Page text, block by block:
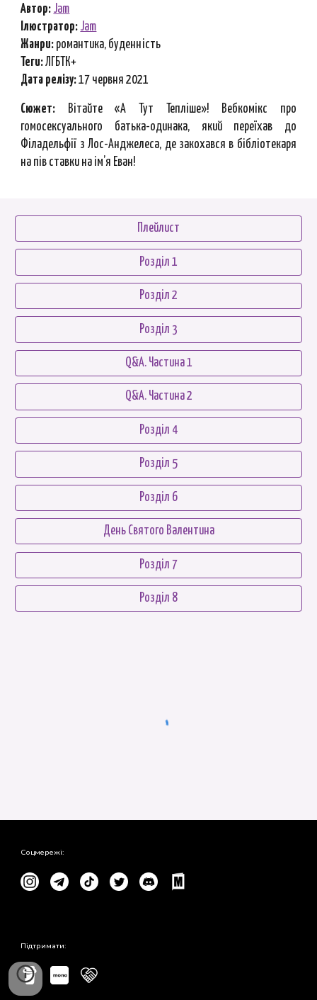
Автор: Jam
Ілюстратор: Jam
Жанри: романтика, буденність
Теги:ЛГБТК+
Дата релізу:17 червня2021
Сюжет: Вітайте «А Тут Тепліше»! Вебкомікс про
гомосексуального батька-одинака, який переїхав до
Філадельфії з Лос-Анджелеса, де закохався в бібліотекаря
на пів ставки на ім’я Еван!
Плейлист
Розділ 1
Розділ 2
Розділ 3
Q&A. Частина 1
Q&A. Частина 2
Розділ 4
Розділ 5
Розділ 6
День Святого Валентина
Розділ 7
Розділ 8
Соцмережі:
Підтримати: